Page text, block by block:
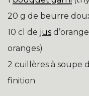
20 g de beurre
10 cl de jus
oranges)
2 cuillères à soupe
finition